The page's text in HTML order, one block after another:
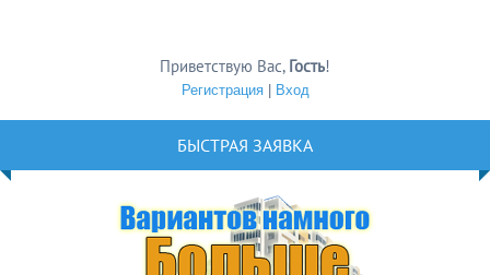
Приветствую Вас, Гость!
Регистрация| Вход
БЫСТРАЯ ЗАЯВКА